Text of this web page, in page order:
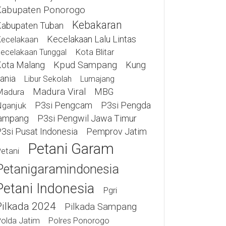
Ponorogo
Tuban Kebakaran
Kecelakaan Lalu Lintas
Tunggal Kota Blitar
Malang Kpud Sampang
Kung
Libur Sekolah Lumajang
Madura Viral MBG
P3si Pengcam
P3si Pengda
P3si Pengwil Jawa Timur
Pusat Indonesia
Pemprov Jatim
Petani Garam
Indonesia Pgri
2024 Pilkada Sampang
Jatim Polres Ponorogo